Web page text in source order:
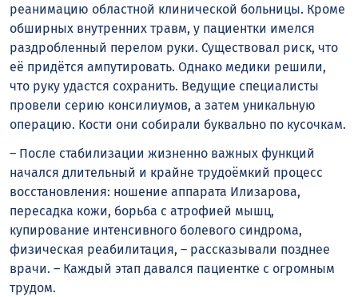
реанимацию областной клинической больницы. Кроме
обширных внутренних травм, у пациентки имелся
раздробленный перелом руки. Существовал риск, что
её придётся ампутировать. Однако медики решили,
что руку удастся сохранить. Ведущие специалисты
провели серию консилиумов, а затем уникальную
операцию. Кости они собирали буквально по кусочкам.
– После стабилизации жизненно важных функций
начался длительный и крайне трудоёмкий процесс
восстановления: ношение аппарата Илизарова,
пересадка кожи, борьба с атрофией мышц,
купирование интенсивного болевого синдрома,
физическая реабилитация, – рассказывали позднее
врачи. – Каждый этап давался пациентке с огромным
трудом.